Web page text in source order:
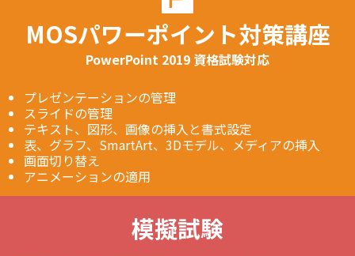
MOSパワーポイント対策講座
PowerPoint 2019 資格試験対応
プレゼンテーションの管理
スライドの管理
テキスト、図形、画像の挿入と書式設定
表、グラフ、SmartArt、3Dモデル、メディアの挿入
画面切り替え
アニメーションの適用
模擬試験